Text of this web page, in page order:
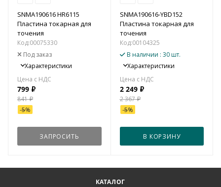
SNMA190616 HR6115
Пластина токарная для
точения
Код:00075330
Под заказ
Характеристики
799 ₽
841₽
-5%
ЗАПРОСИТЬ
SNMA190616-YBD152
Пластина токарная для
точения
Код:00104325
В наличии : 30 шт.
Характеристики
2 249₽
2 367₽
-5%
В КОРЗИНУ
КАТАЛОГ